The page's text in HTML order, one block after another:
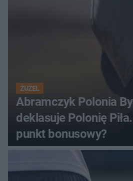
ŻUŻEL
Abramczyk Polonia
deklasuje Polonię
punkt bonusowy?